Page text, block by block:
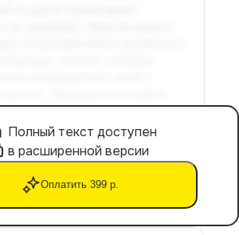
Полный текст доступен
в расширенной версии
Оплатить 399 р.